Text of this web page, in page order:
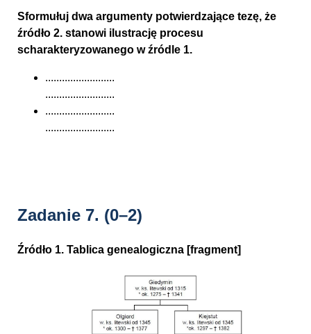
Sformułuj dwa argumenty potwierdzające tezę, że
źródło 2. stanowi ilustrację procesu
scharakteryzowanego w źródle 1.
.........................
.........................
.........................
.........................
Zadanie 7. (0–2)
Źródło 1. Tablica genealogiczna [fragment]